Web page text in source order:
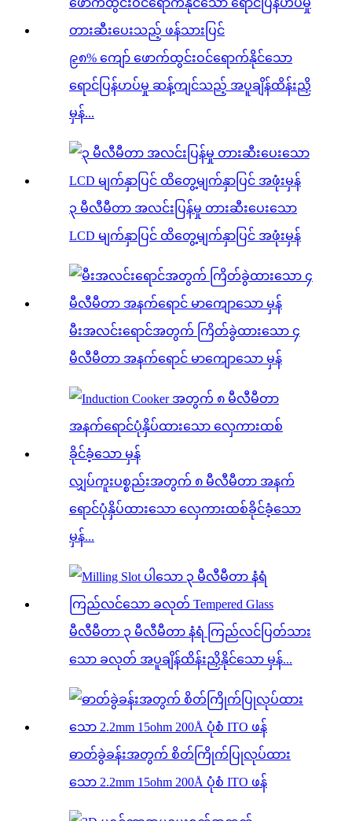
၉၈% ကျော် ဖောက်ထွင်းဝင်ရောက်နိုင်သော
ရောင်ပြန်ဟပ်မှု ဆန့်ကျင်သည့် အပူချိန်ထိန်းညှိ
မှန်...
၃ မီလီမီတာ အလင်းပြန်မှု တားဆီးပေးသော
LCD မျက်နှာပြင် ထိတွေ့မျက်နှာပြင် အဖုံးမှန်
မီးအလင်းရောင်အတွက် ကြိတ်ခွဲထားသော ၄
မီလီမီတာ အနက်ရောင် မာကျောသော မှန်
လျှပ်ကူးပစ္စည်းအတွက် ၈ မီလီမီတာ အနက်
ရောင်ပုံနှိပ်ထားသော လှေကားထစ်ခိုင်ခံ့သော
မှန်...
မီလီမီတာ ၃ မီလီမီတာ နံရံ ကြည်လင်ပြတ်သား
သော ခလုတ် အပူချိန်ထိန်းညှိနိုင်သော မှန်...
ဓာတ်ခွဲခန်းအတွက် စိတ်ကြိုက်ပြုလုပ်ထား
သော 2.2mm 15ohm 200Å ပုံစံ ITO ဖန်